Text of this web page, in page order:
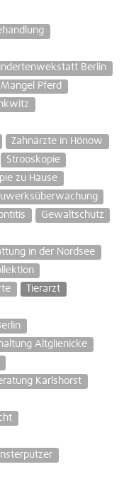
Berlin
Mangel Pferd
Zahnärzte in Hönow
Strooskopie
zu Hause
Gewaltschutz
in der Nordsee
Tierarzt
Altglienicke
Karlshorst